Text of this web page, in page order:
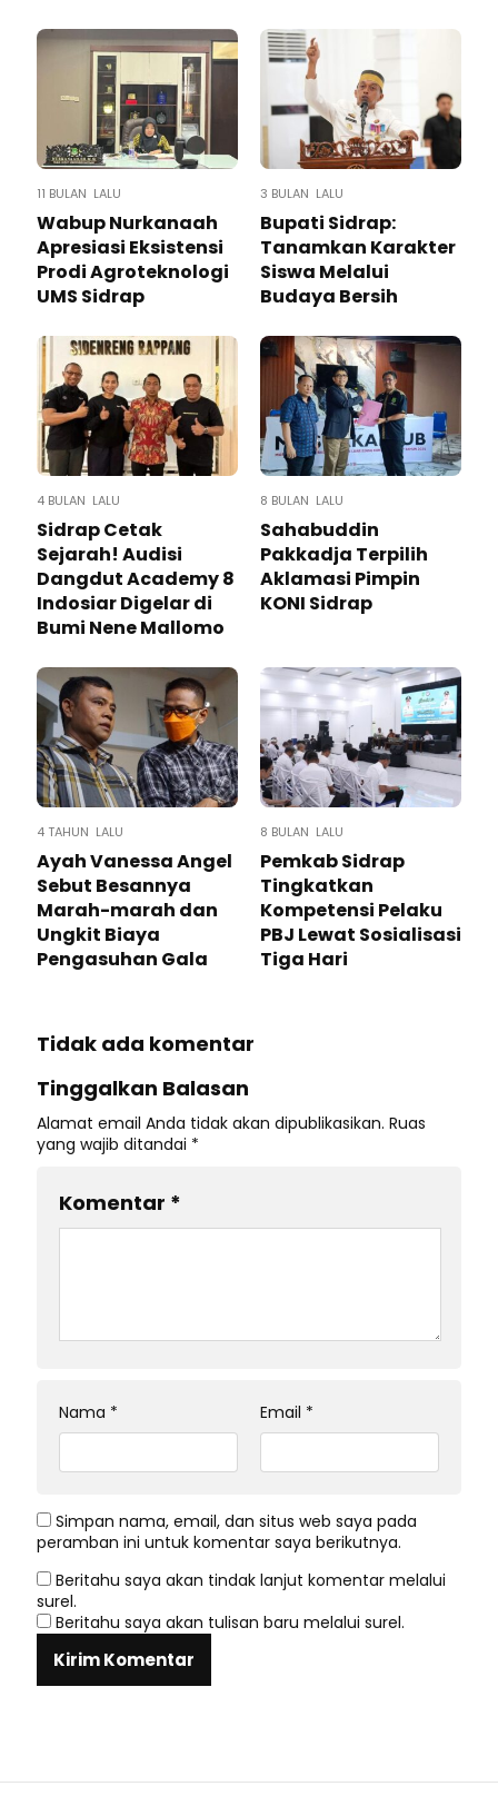
11 BULAN LALU
Wabup Nurkanaah
Apresiasi Eksistensi
Prodi Agroteknologi
UMS Sidrap
3 BULAN LALU
Bupati Sidrap:
Tanamkan Karakter
Siswa Melalui
Budaya Bersih
4 BULAN LALU
Sidrap Cetak
Sejarah! Audisi
Dangdut Academy 8
Indosiar Digelar di
Bumi Nene Mallomo
8 BULAN LALU
Sahabuddin
Pakkadja Terpilih
Aklamasi Pimpin
KONI Sidrap
4 TAHUN LALU
Ayah Vanessa Angel
Sebut Besannya
Marah-marah dan
Ungkit Biaya
Pengasuhan Gala
8 BULAN LALU
Pemkab Sidrap
Tingkatkan
Kompetensi Pelaku
PBJ Lewat Sosialisasi
Tiga Hari
Tidak ada komentar
Tinggalkan Balasan
Alamat email Anda tidak akan dipublikasikan. Ruas
yang wajib ditandai *
Komentar *
Nama * Email *
Simpan nama, email, dan situs web saya pada
peramban ini untuk komentar saya berikutnya.
Beritahu saya akan tindak lanjut komentar melalui
surel.
Beritahu saya akan tulisan baru melalui surel.